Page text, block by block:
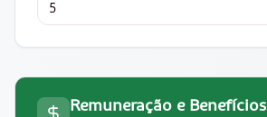
Remuneração e Benefícios